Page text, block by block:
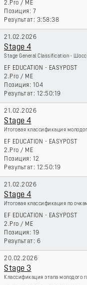
2.Pro / ME
7
3:58:38
21.02.2026
Stage 4
Stage General Classification -
EF EDUCATION - EASYPOST
2.Pro / ME
104
12:50:19
21.02.2026
Stage 4
Итоговая классификация
EF EDUCATION - EASYPOST
2.Pro / ME
12
12:50:19
21.02.2026
Stage 4
Итоговая классификация по
EF EDUCATION - EASYPOST
2.Pro / ME
19
6
20.02.2026
Stage 3
Классификация этапа молодого